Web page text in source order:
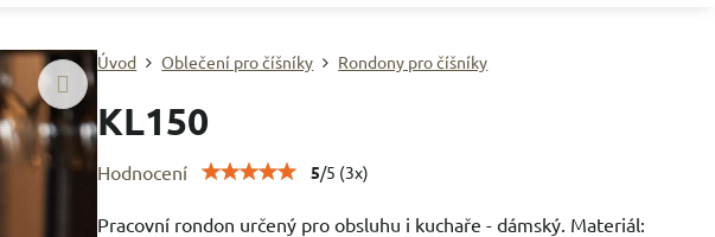
Úvod Oblečení pro číšníky Rondony pro číšníky
KL150
Hodnocení 5/5 (3x)
Pracovní rondon určený pro obsluhu i kuchaře - dámský. Materiál: